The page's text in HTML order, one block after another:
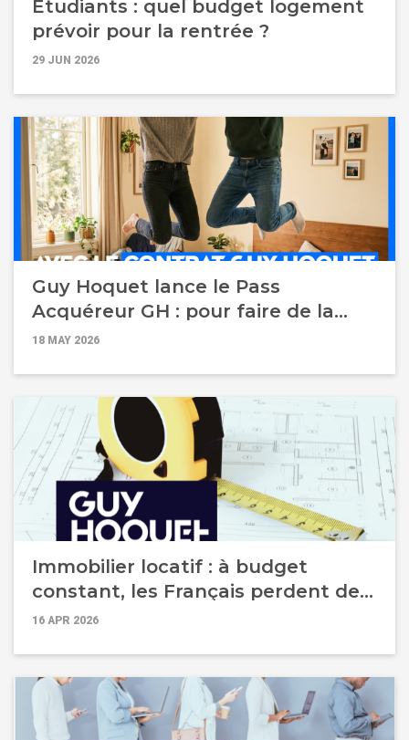
Étudiants : quel budget logement
prévoir pour la rentrée ?
29 JUN 2026
Guy Hoquet lance le Pass
Acquéreur GH : pour faire de la
sérénité financière, un standard de
18 MAY 2026
Immobilier locatif : à budget
constant, les Français perdent des
mètres carrés
16 APR 2026